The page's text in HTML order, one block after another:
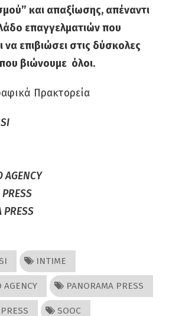
και απαξίωσης, απέναντι
επαγγελματιών που
να επιβιώσει στις δύσκολες
βιώνουμε όλοι.
Πρακτορεία
AGENCY
PRESS
INTIME
AGENCY PANORAMA PRESS
SOOC